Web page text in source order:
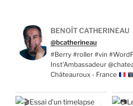
BENOÎT CATHERINEAU
@bcatherineau
#Berry #roller #vin
Inst'Ambassadeur
Châteauroux - France